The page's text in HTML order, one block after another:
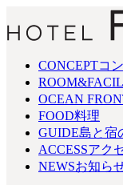
CONCEPTコ
OCEAN
FOOD料理
GUIDE島と宿
ACCESSアク
NEWSお知ら